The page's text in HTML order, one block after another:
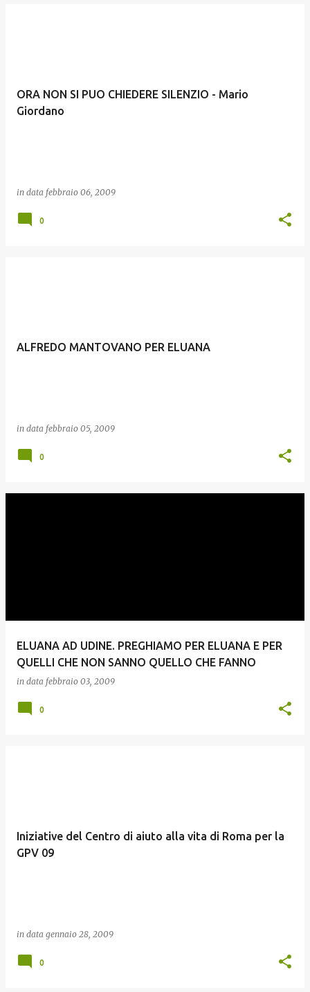
ORA NON SI PUO CHIEDERE SILENZIO - Mario
Giordano
in data febbraio 06, 2009
0
ALFREDO MANTOVANO PER ELUANA
in data febbraio 05, 2009
0
ELUANA AD UDINE. PREGHIAMO PER ELUANA E PER
QUELLI CHE NON SANNO QUELLO CHE FANNO
in data febbraio 03, 2009
0
Iniziative del Centro di aiuto alla vita di Roma per la
GPV 09
in data gennaio 28, 2009
0